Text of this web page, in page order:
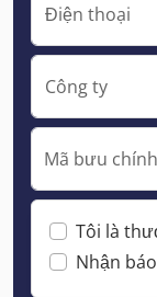
Điện thoại
Công ty
Mã bưu
Tôi là
Nhận